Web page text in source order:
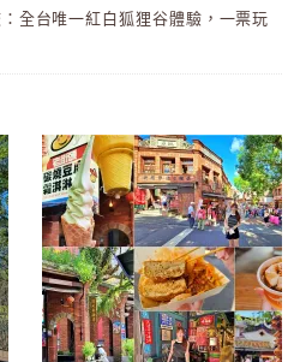
全台唯一紅白狐狸谷體驗，一票玩